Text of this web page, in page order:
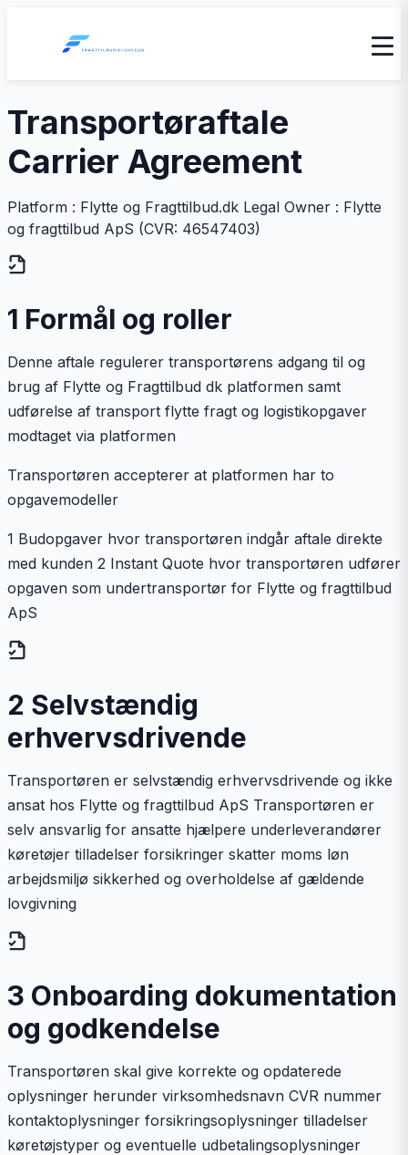
Transportøraftale
Carrier Agreement
Platform : Flytte og Fragttilbud.dk Legal Owner : Flytte
og fragttilbud ApS (CVR: 46547403)
1 Formål og roller
Denne aftale regulerer transportørens adgang til og
brug af Flytte og Fragttilbud dk platformen samt
udførelse af transport flytte fragt og logistikopgaver
modtaget via platformen
Transportøren accepterer at platformen har to
opgavemodeller
1 Budopgaver hvor transportøren indgår aftale direkte
med kunden 2 Instant Quote hvor transportøren udfører
opgaven som undertransportør for Flytte og fragttilbud
ApS
2 Selvstændig
erhvervsdrivende
Transportøren er selvstændig erhvervsdrivende og ikke
ansat hos Flytte og fragttilbud ApS Transportøren er
selv ansvarlig for ansatte hjælpere underleverandører
køretøjer tilladelser forsikringer skatter moms løn
arbejdsmiljø sikkerhed og overholdelse af gældende
lovgivning
3 Onboarding dokumentation
og godkendelse
Transportøren skal give korrekte og opdaterede
oplysninger herunder virksomhedsnavn CVR nummer
kontaktoplysninger forsikringsoplysninger tilladelser
køretøjstyper og eventuelle udbetalingsoplysninger